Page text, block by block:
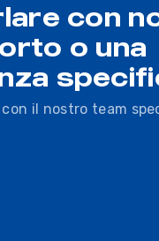
con
o una
con il nostro team